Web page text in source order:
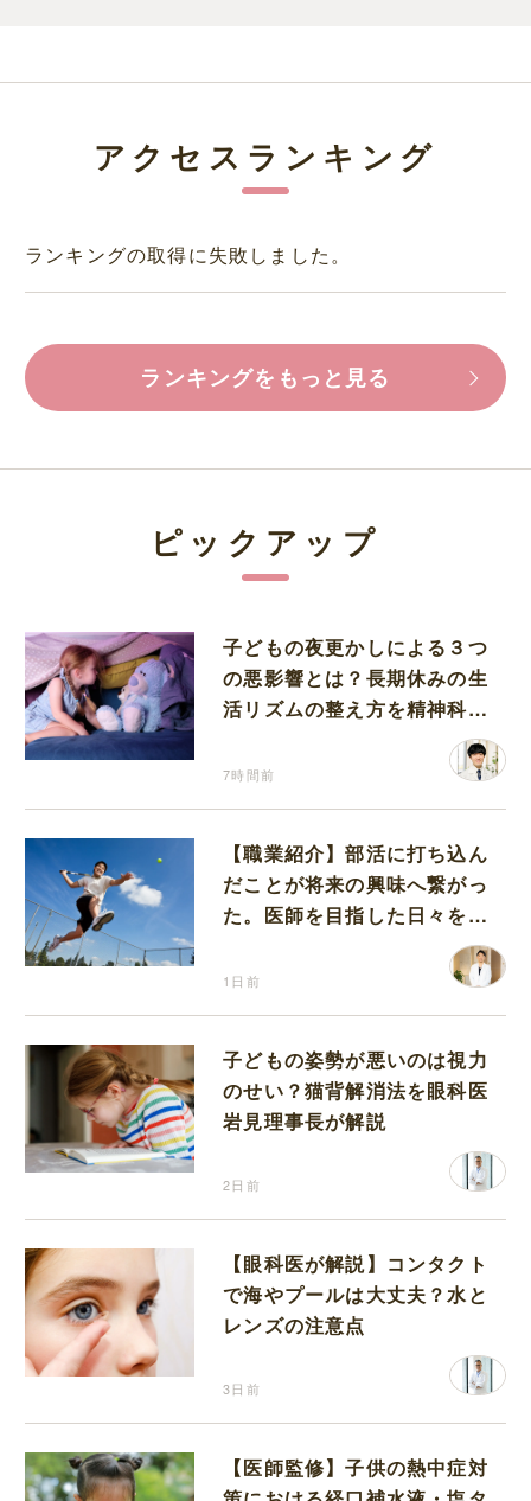
アクセスランキング
ランキングの取得に失敗しました。
ランキングをもっと見る
ピックアップ
子どもの夜更かしによる３つ
の悪影響とは？長期休みの生
活リズムの整え方を精神科医
7時間前
【職業紹介】部活に打ち込ん
だことが将来の興味へ繋がっ
た。医師を目指した日々を振
1日前
子どもの姿勢が悪いのは視力
のせい？猫背解消法を眼科医
岩見理事長が解説
2日前
【眼科医が解説】コンタクト
で海やプールは大丈夫？水と
レンズの注意点
3日前
【医師監修】子供の熱中症対